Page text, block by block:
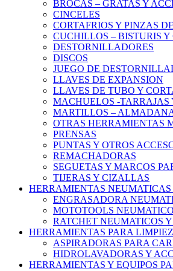
BROCAS – GRATAS Y
CINCELES
CORTAFRIOS Y PINZAS
CUCHILLOS – BISTURIS
DESTORNILLADORES
DISCOS
JUEGO DE
LLAVES DE EXPANSION
LLAVES DE TUBO Y
MACHUELOS -TARRAJAS
MARTILLOS –
OTRAS HERRAMIENTAS
PRENSAS
PUNTAS Y OTROS
REMACHADORAS
SEGUETAS Y MARCOS
TIJERAS Y CIZALLAS
HERRAMIENTAS NEUMATICAS
ENGRASADORA
MOTOTOOLS
RATCHET NEUMATICOS
HERRAMIENTAS PARA
ASPIRADORAS PARA
HIDROLAVADORAS Y
HERRAMIENTAS Y EQUIPOS